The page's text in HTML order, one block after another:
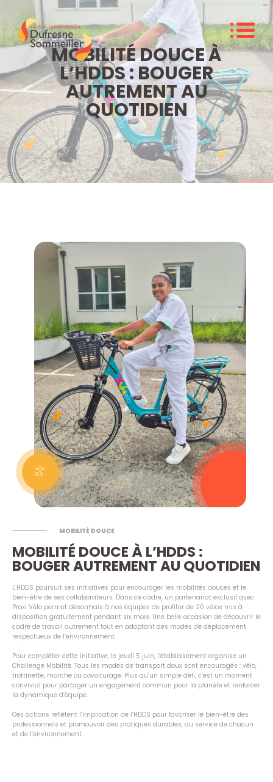
MOBILITÉ DOUCE À
L’HDDS : BOUGER
AUTREMENT AU
QUOTIDIEN
MOBILITÉ DOUCE
MOBILITÉ DOUCE À L’HDDS :
BOUGER AUTREMENT AU QUOTIDIEN
L’HDDS poursuit ses initiatives pour encourager les mobilités douces et le
bien-être de ses collaborateurs. Dans ce cadre, un partenariat exclusif avec
Proxi Vélo permet désormais à nos équipes de profiter de 20 vélos mis à
disposition gratuitement pendant six mois. Une belle occasion de découvrir le
cadre de travail autrement tout en adoptant des modes de déplacement
respectueux de l’environnement.
Pour compléter cette initiative, le jeudi 5 juin, l’établissement organise un
Challenge Mobilité. Tous les modes de transport doux sont encouragés : vélo,
trottinette, marche ou covoiturage. Plus qu’un simple défi, c’est un moment
convivial pour partager un engagement commun pour la planète et renforcer
la dynamique d’équipe.
Ces actions reflètent l’implication de l’HDDS pour favoriser le bien-être des
professionnels et promouvoir des pratiques durables, au service de chacun
et de l’environnement.